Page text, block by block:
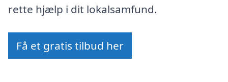
rette hjælp i dit lokalsamfund.
Få et gratis tilbud her